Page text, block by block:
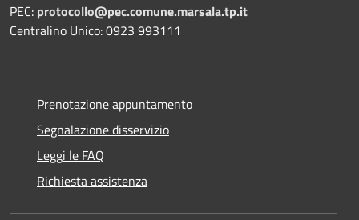
PEC: protocollo@pec.comune.marsala.tp.it
Centralino Unico: 0923 993111
Prenotazione appuntamento
Segnalazione disservizio
Leggi le FAQ
Richiesta assistenza